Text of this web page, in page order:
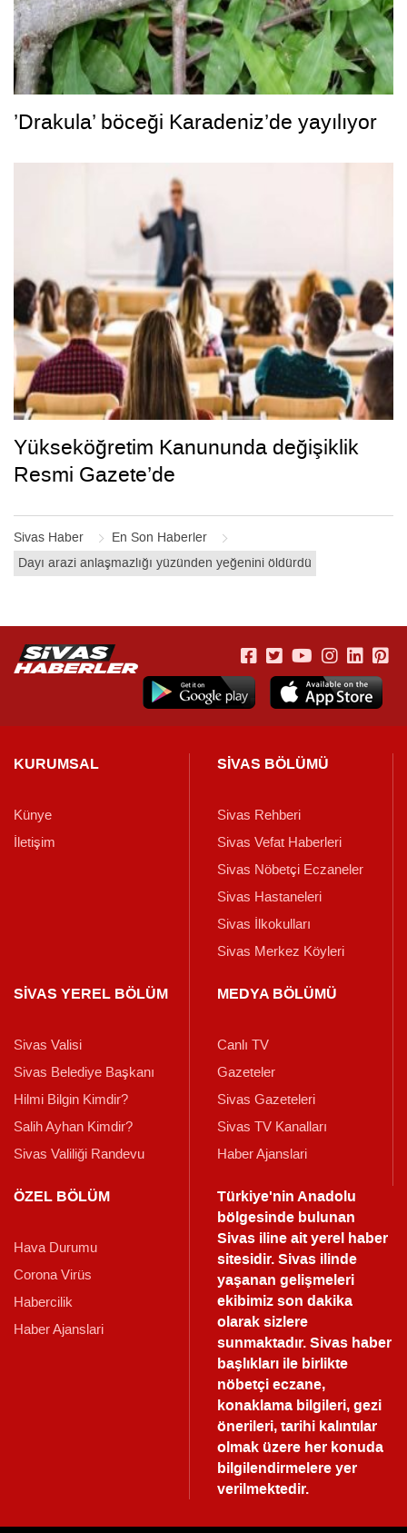
Sivas Haber
En Son Haberler
Dayı arazi anlaşmazlığı yüzünden yeğenini öldürdü
’Drakula’ böceği Karadeniz’de yayılıyor
Yükseköğretim Kanununda değişiklik
Resmi Gazete’de
KURUMSAL
Künye
İletişim
SİVAS BÖLÜMÜ
Sivas Rehberi
Sivas Vefat Haberleri
Sivas Nöbetçi Eczaneler
Sivas Hastaneleri
Sivas İlkokulları
Sivas Merkez Köyleri
SİVAS YEREL BÖLÜM
Sivas Valisi
Sivas Belediye Başkanı
Hilmi Bilgin Kimdir?
Salih Ayhan Kimdir?
Sivas Valiliği Randevu
MEDYA BÖLÜMÜ
Canlı TV
Gazeteler
Sivas Gazeteleri
Sivas TV Kanalları
Haber Ajanslari
ÖZEL BÖLÜM
Hava Durumu
Corona Virüs
Habercilik
Haber Ajanslari
Türkiye'nin Anadolu
bölgesinde bulunan
Sivas iline ait yerel haber
sitesidir. Sivas ilinde
yaşanan gelişmeleri
ekibimiz son dakika
olarak sizlere
sunmaktadır.Sivas haber
başlıkları ile birlikte
nöbetçi eczane,
konaklama bilgileri, gezi
önerileri, tarihi kalıntılar
olmak üzere her konuda
bilgilendirmelere yer
verilmektedir.